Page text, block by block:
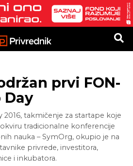
prvi FON-
Day
2016, takmičenje za startape koje
tradicionalne konferencije
nauka – SymOrg, okupio je na
privrede, investitora,
i inkubatora.